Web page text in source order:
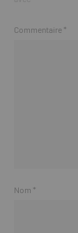
Commentaire *
Nom *